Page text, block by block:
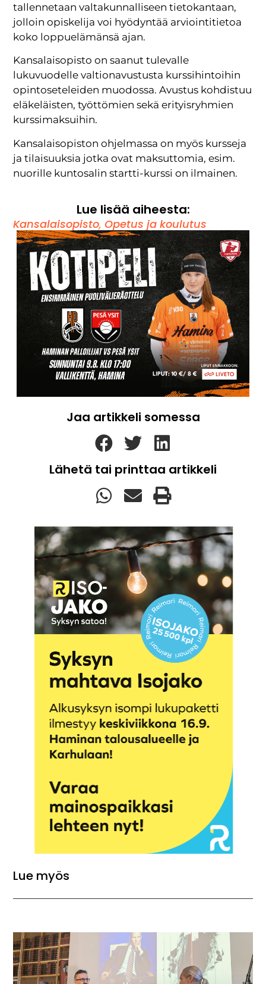
tallennetaan valtakunnalliseen tietokantaan,
jolloin opiskelija voi hyödyntää arviointitietoa
koko loppuelämänsä ajan.
Kansalaisopisto on saanut tulevalle
lukuvuodelle valtionavustusta kurssihintoihin
opintoseteleiden muodossa. Avustus kohdistuu
eläkeläisten, työttömien sekä erityisryhmien
kurssimaksuihin.
Kansalaisopiston ohjelmassa on myös kursseja
ja tilaisuuksia jotka ovat maksuttomia, esim.
nuorille kuntosalin startti-kurssi on ilmainen.
Lue lisää aiheesta:
Kansalaisopisto, Opetus ja koulutus
Jaa artikkeli somessa
Lähetä tai printtaa artikkeli
Lue myös